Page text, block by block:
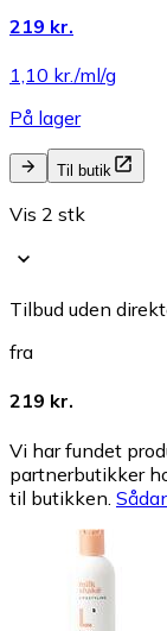
219 kr.
1,10 kr./ml/g
På lager
Til butik
Vis 2 stk
Tilbud uden
fra
219 kr.
Vi har fundet
partnerbutikker
til butikken.